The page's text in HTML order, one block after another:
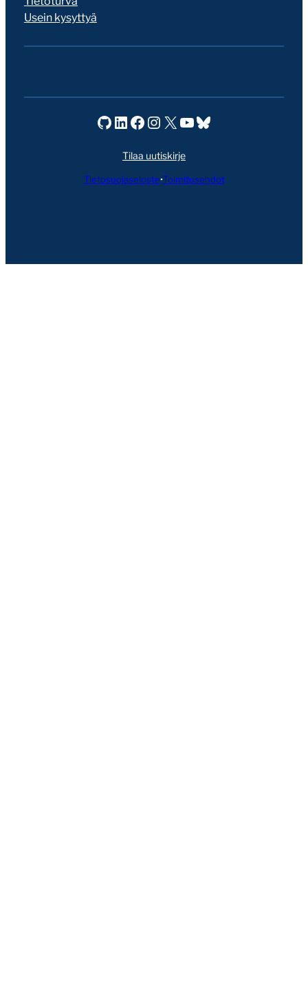
Usein kysyttyä
Seravo GitHubissa
Seravo LinkedInissä
Seravo Facebookissa
Seravo Instagramissa
Seravo X:ssä
Seravo YouTubessa
Seravo Blueskyssa
Tilaa uutiskirje
Tietosuojaseloste•Toimitusehdot